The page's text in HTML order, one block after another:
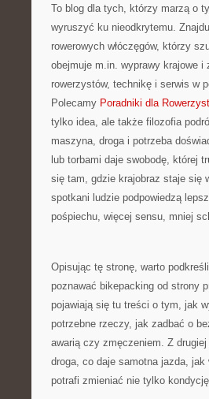
To blog dla tych, którzy marzą o
wyruszyć ku nieodkrytemu.
rowerowych włóczęgów, którzy
obejmuje m.in. wyprawy krajowe i
rowerzystów, technikę i serwis w
Polecamy Poradniki dla
tylko idea, ale także filozofia
maszyna, droga i potrzeba
lub torbami daje swobodę, której
się tam, gdzie krajobraz staje się
spotkani ludzie podpowiedzą
pośpiechu, więcej sensu, mniej
Opisując tę stronę, warto
poznawać bikepacking od strony
pojawiają się tu treści o tym, jak
potrzebne rzeczy, jak zadbać o
awarią czy zmęczeniem. Z
droga, co daje samotna jazda,
potrafi zmieniać nie tylko